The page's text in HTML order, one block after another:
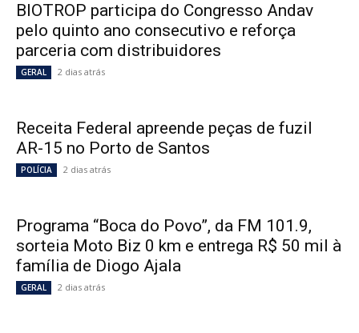
BIOTROP participa do Congresso Andav
pelo quinto ano consecutivo e reforça
parceria com distribuidores
GERAL 2 dias atrás
Receita Federal apreende peças de fuzil
AR-15 no Porto de Santos
POLÍCIA 2 dias atrás
Programa “Boca do Povo”, da FM 101.9,
sorteia Moto Biz 0 km e entrega R$ 50 mil à
família de Diogo Ajala
GERAL 2 dias atrás